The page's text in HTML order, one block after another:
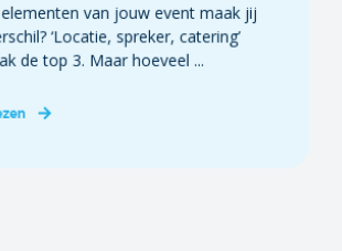
van jouw event maak jij
‘Locatie, spreker, catering’
de top 3. Maar hoeveel ...